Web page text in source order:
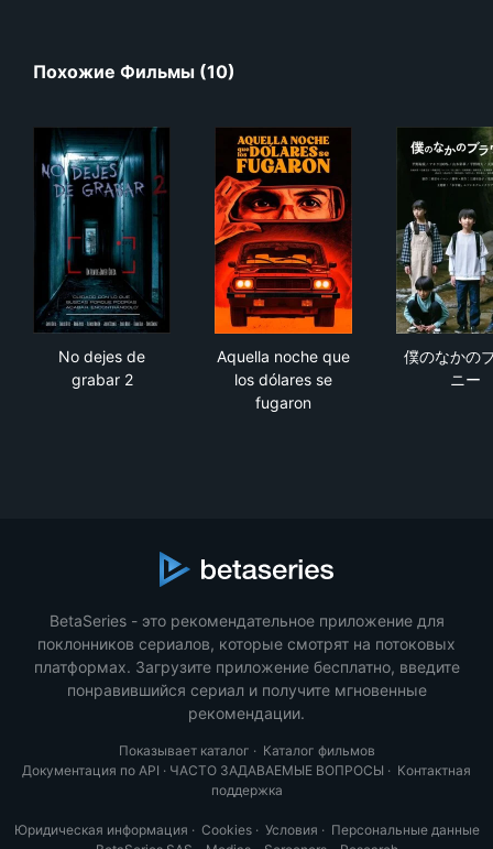
Похожие Фильмы (10)
No dejes de
grabar 2
Aquella noche que
los dólares se
fugaron
僕のなかの
ニー
BetaSeries - это рекомендательное приложение для
поклонников сериалов, которые смотрят на потоковых
платформах. Загрузите приложение бесплатно, введите
понравившийся сериал и получите мгновенные
рекомендации.
Показывает каталог · Каталог фильмов
Документация по API · ЧАСТО ЗАДАВАЕМЫЕ ВОПРОСЫ · Контактная
поддержка
Юридическая информация · Cookies· Условия · Персональные данные